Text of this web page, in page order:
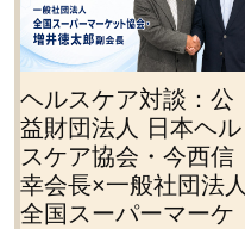
ヘルスケア対談：日
本ヘルスケア協会・
今西信幸会長×日本
DIY・ホームセンター
協会の稲葉敏幸会長